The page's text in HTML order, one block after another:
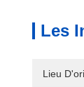
Les
Lieu